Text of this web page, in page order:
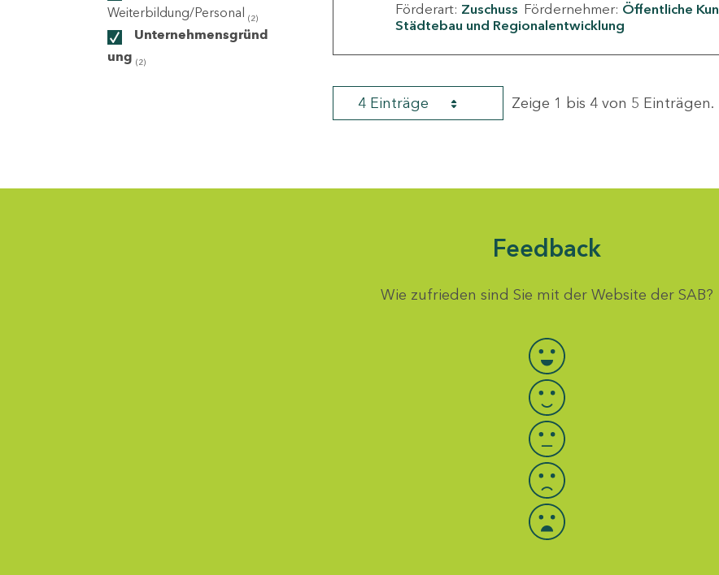
Weiterbildung/Personal (2)
Unternehmensgründ
ung (2)
Förderart: Zuschuss Fördernehmer: Öffentliche
Städtebau und Regionalentwicklung
4 Einträge Zeige 1 bis 4 von 5 Einträgen.
Feedback
Wie zufrieden sind Sie mit der Website der SAB?
Bewertung auswählen